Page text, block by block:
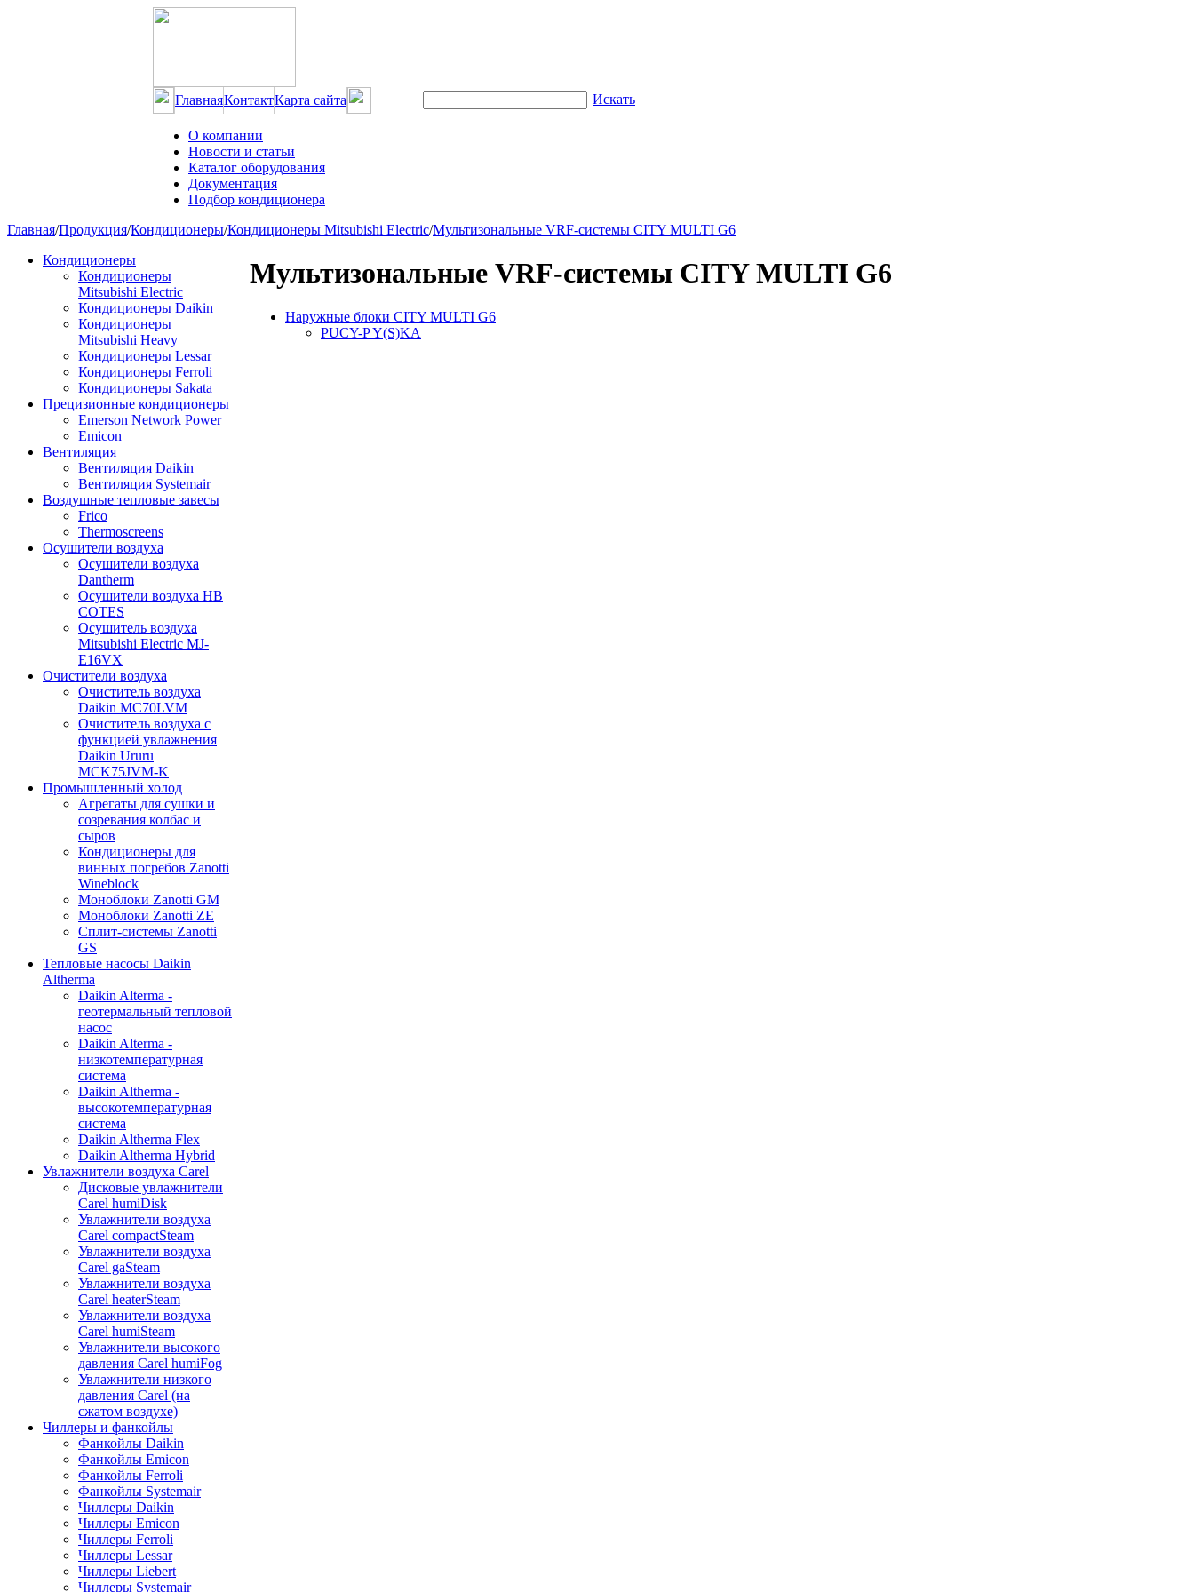
ГлавнаяКонтактКарта сайта Искать
О компании
Новости и статьи
Каталог оборудования
Документация
Подбор кондиционера
Главная/Продукция/Кондиционеры/Кондиционеры Mitsubishi Electric/Мультизональные VRF-системы CITY MULTI G6
Кондиционеры
Кондиционеры
Mitsubishi Electric
Кондиционеры Daikin
Кондиционеры
Mitsubishi Heavy
Кондиционеры Lessar
Кондиционеры Ferroli
Кондиционеры Sakata
Прецизионные кондиционеры
Emerson Network Power
Emicon
Вентиляция
Вентиляция Daikin
Вентиляция Systemair
Воздушные тепловые завесы
Frico
Thermoscreens
Осушители воздуха
Осушители воздуха
Dantherm
Осушители воздуха HB
COTES
Осушитель воздуха
Mitsubishi Electric MJ-
E16VX
Очистители воздуха
Очиститель воздуха
Daikin MC70LVM
Очиститель воздуха с
функцией увлажнения
Daikin Ururu
MCK75JVM-K
Промышленный холод
Агрегаты для сушки и
созревания колбас и
сыров
Кондиционеры для
винных погребов Zanotti
Wineblock
Моноблоки Zanotti GM
Моноблоки Zanotti ZE
Сплит-системы Zanotti
GS
Тепловые насосы Daikin
Altherma
Daikin Alterma -
геотермальный тепловой
насос
Daikin Alterma -
низкотемпературная
система
Daikin Altherma -
высокотемпературная
система
Daikin Altherma Flex
Daikin Altherma Hybrid
Увлажнители воздуха Carel
Дисковые увлажнители
Carel humiDisk
Увлажнители воздуха
Carel compactSteam
Увлажнители воздуха
Carel gaSteam
Увлажнители воздуха
Carel heaterSteam
Увлажнители воздуха
Carel humiSteam
Увлажнители высокого
давления Carel humiFog
Увлажнители низкого
давления Carel (на
сжатом воздухе)
Чиллеры и фанкойлы
Фанкойлы Daikin
Фанкойлы Emicon
Фанкойлы Ferroli
Фанкойлы Systemair
Чиллеры Daikin
Чиллеры Emicon
Чиллеры Ferroli
Чиллеры Lessar
Чиллеры Liebert
Чиллеры Systemair
Мультизональные VRF-системы CITY MULTI G6
Наружные блоки CITY MULTI G6
PUCY-P Y(S)KA